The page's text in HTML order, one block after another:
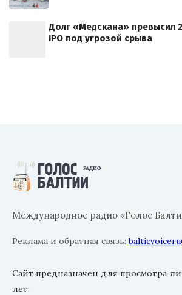
Долг «Медскана» превысил
IPO под угрозой срыва
Международное радио «Голос
Реклама и обратная связь:
Сайт предназначен для просмотра
лет.